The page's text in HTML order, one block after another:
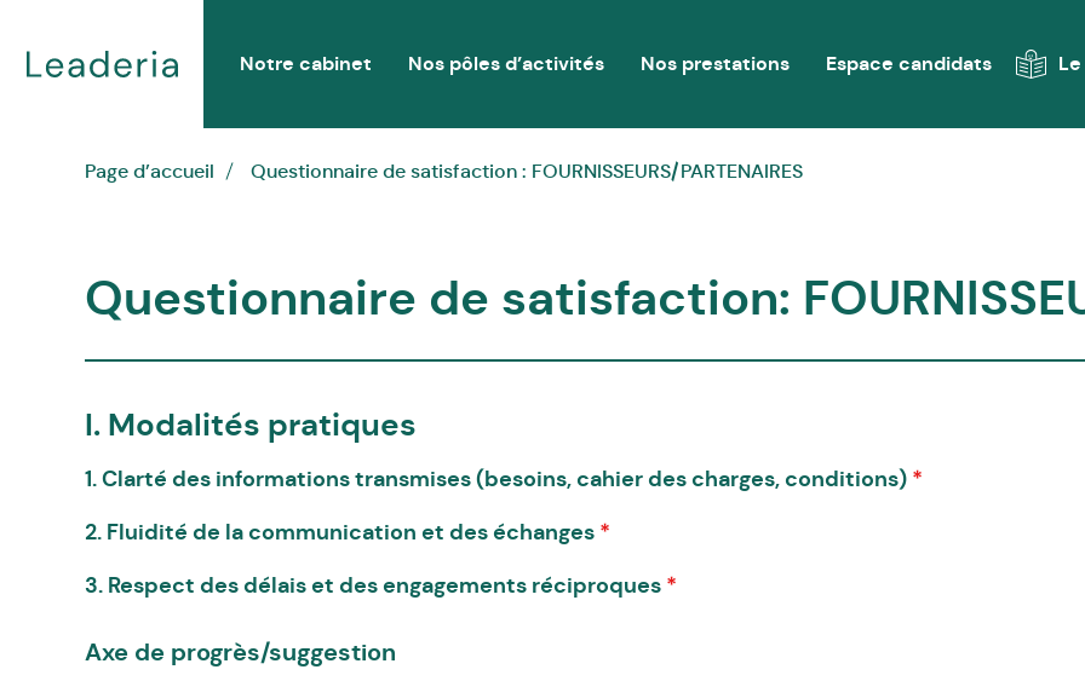
Notre cabinet Nos pôles d’activités Nos prestations Espace candidats
Page d’accueil Questionnaire de satisfaction : FOURNISSEURS/PARTENAIRES
Questionnaire de satisfaction:
I. Modalités pratiques
1. Clarté des informations transmises (besoins, cahier des charges, conditions) *
2. Fluidité de la communication et des échanges *
3. Respect des délais et des engagements réciproques *
Axe de progrès/suggestion